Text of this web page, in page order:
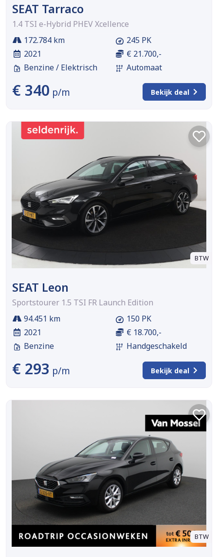
SEAT Tarraco
1.4 TSI e-Hybrid PHEV Xcellence
172.784 km
2021
Benzine / Elektrisch
245 PK
€ 21.700,-
Automaat
€ 340 p/m Bekijk deal
BTW
SEAT Leon
Sportstourer 1.5 TSI FR Launch Edition
94.451 km
2021
Benzine
150 PK
€ 18.700,-
Handgeschakeld
€ 293 p/m Bekijk deal
BTW